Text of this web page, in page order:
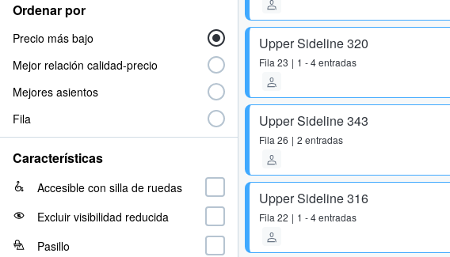
Upper Sideline 320
Fila 23 1 - 4 entradas
Upper Sideline 343
Fila 26 2 entradas
Upper Sideline 316
Fila 22 1 - 4 entradas
Ordenar por
Precio más bajo
Mejor relación calidad-precio
Mejores asientos
Fila
Características
Accesible con silla de ruedas
Excluir visibilidad reducida
Pasillo